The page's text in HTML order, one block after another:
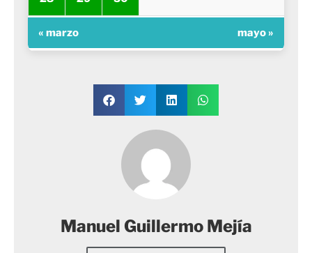
« marzo mayo »
Manuel Guillermo Mejía